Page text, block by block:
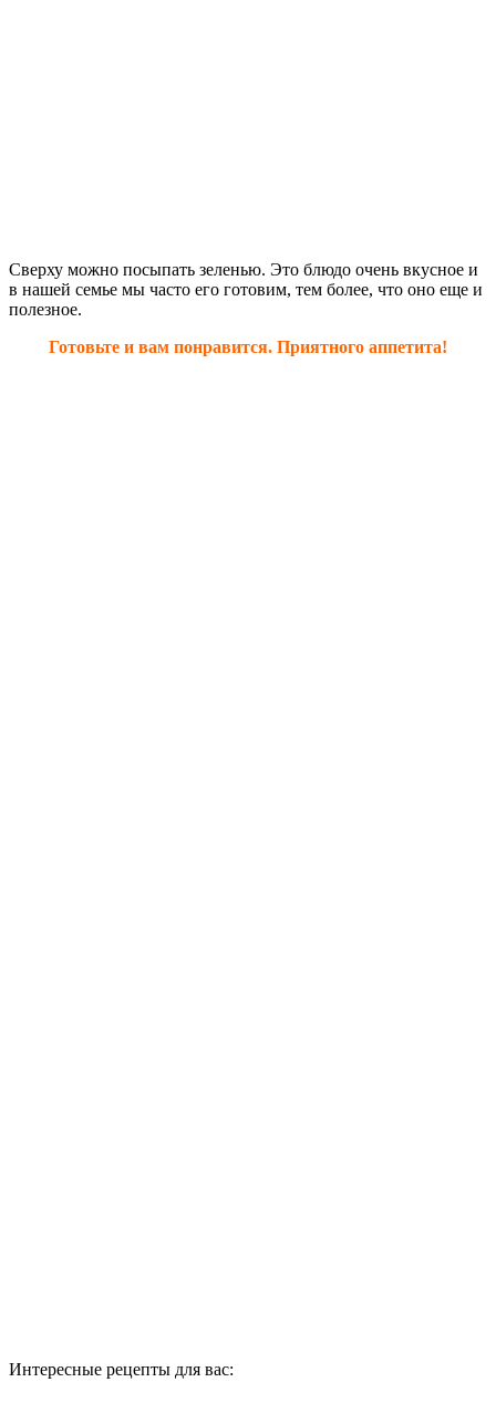
Сверху можно посыпать зеленью. Это блюдо очень вкусное и
в нашей семье мы часто его готовим, тем более, что оно еще и
полезное.
Готовьте и вам понравится. Приятного аппетита!
Интересные рецепты для вас: